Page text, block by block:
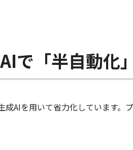
で「半自動化」
AIを用いて省力化しています。